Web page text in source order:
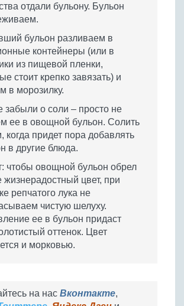
отдали бульону. Бульон
бульон разливаем в
контейнеры (или в
из пищевой пленки,
стоит крепко завязать) и
в морозилку.
забыли о соли – просто не
ее в овощной бульон. Солить
когда придет пора добавлять
в другие блюда.
чтобы овощной бульон обрел
жизнерадостный цвет, при
репчатого лука не
чистую шелуху.
ее в бульон придаст
оттенок. Цвет
и морковью.
на нас Вконтакте,